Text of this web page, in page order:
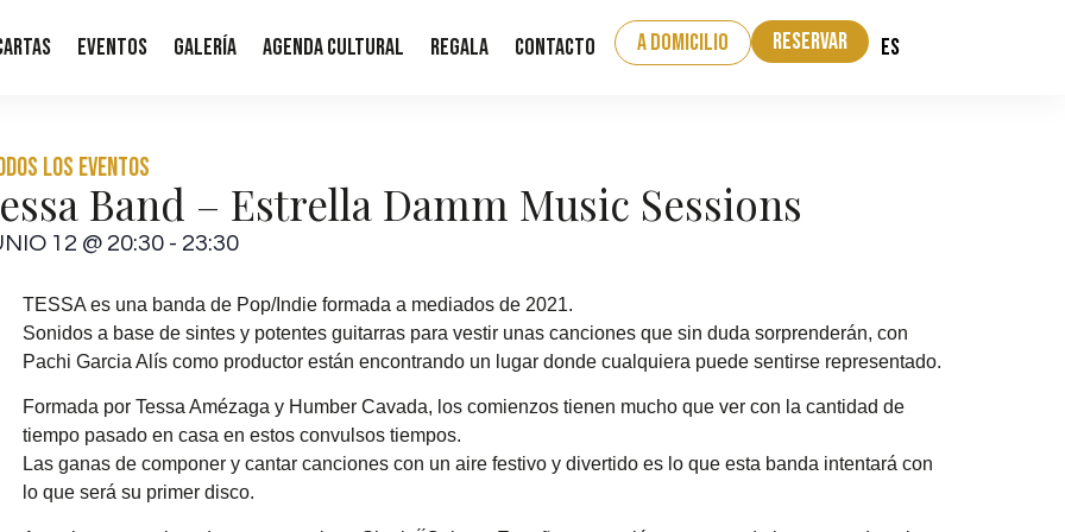
Eventos Galería Agenda Cultural Regala Contacto a domicilio Reservar ES
los eventos
Band – Estrella Damm Music Sessions
12 @ 20:30 - 23:30
TESSA es una banda de Pop/Indie formada a mediados de 2021.
Sonidos a base de sintes y potentes guitarras para vestir unas canciones que sin duda sorprenderán, con
Pachi Garcia Alís como productor están encontrando un lugar donde cualquiera puede sentirse representado.
Formada porTessa Amézaga y Humber Cavada, los comienzos tienen mucho que ver con la cantidad de
tiempo pasado en casa en estos convulsos tiempos.
Las ganas de componer y cantar canciones con un aire festivo y divertido es lo que esta banda intentará con
lo que será su primer disco.